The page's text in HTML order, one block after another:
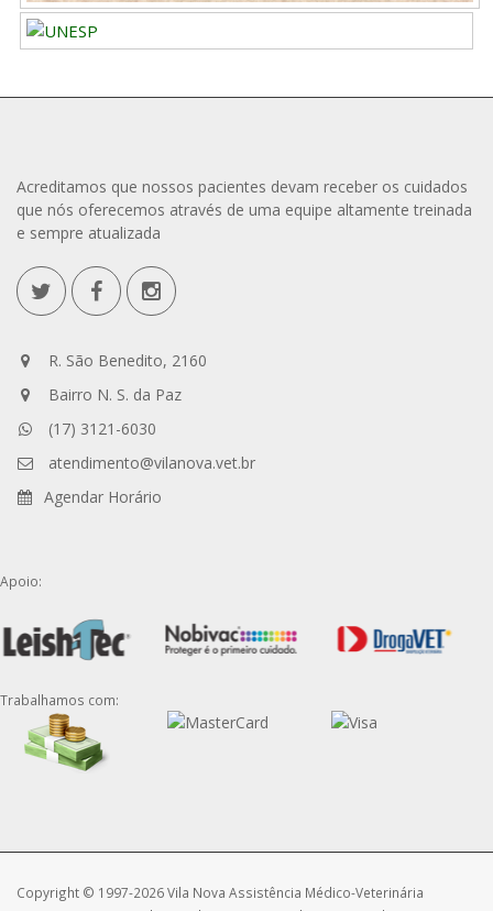
Acreditamos que nossos pacientes devam receber os cuidados
que nós oferecemos através de uma equipe altamente treinada
e sempre atualizada
R. São Benedito, 2160
Bairro N. S. da Paz
(17) 3121-6030
atendimento@vilanova.vet.br
Agendar Horário
Apoio:
Trabalhamos com:
Copyright © 1997-2026 Vila Nova Assistência Médico-Veterinária